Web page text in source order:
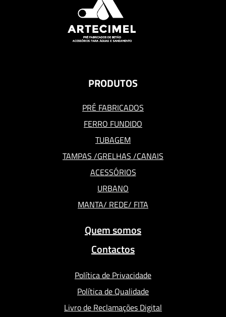
PRODUTOS
PRÉ FABRICADOS
FERRO FUNDIDO
TUBAGEM
TAMPAS /GRELHAS /CANAIS
ACESSÓRIOS
URBANO
MANTA/ REDE/ FITA
Quem somos
Contactos
Política de Privacidade
Política de Qualidade
Livro de Reclamações Digital